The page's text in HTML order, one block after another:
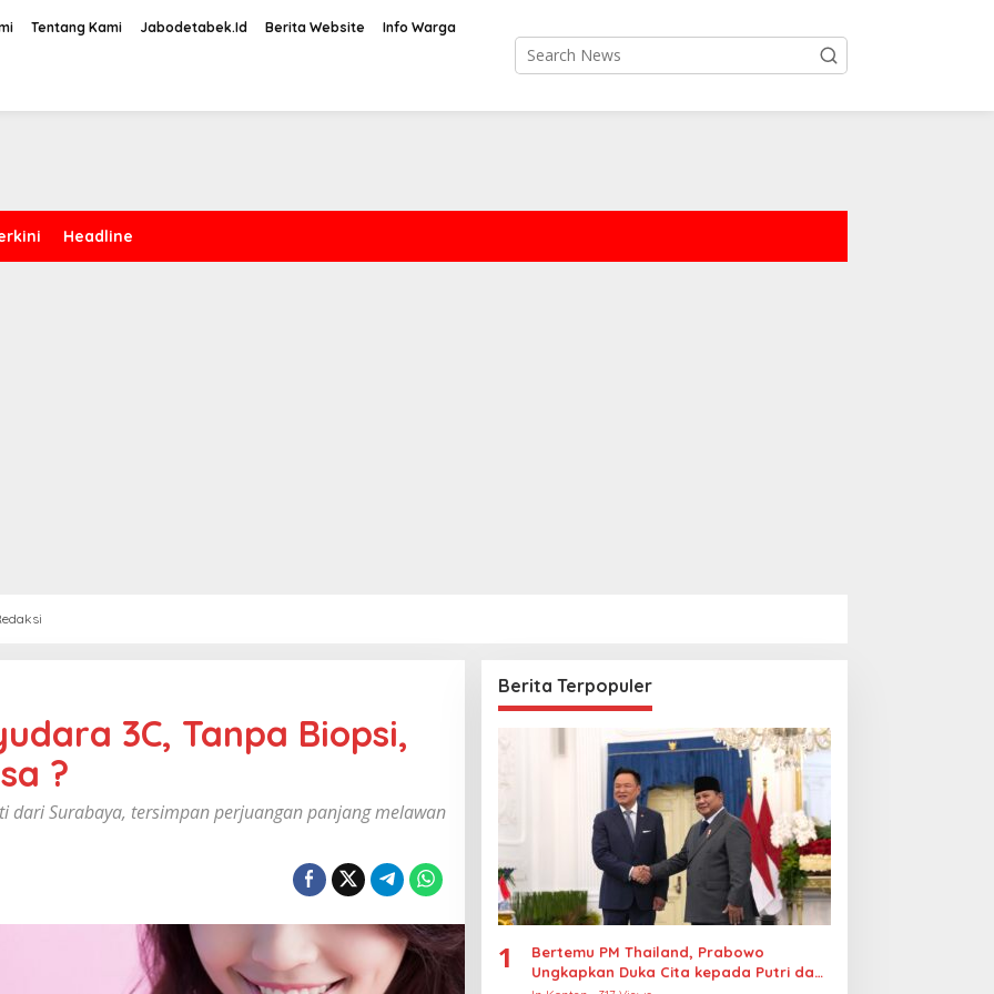
Tentang Kami Jabodetabek.Id Berita Website Info Warga
Headline
3C, Tanpa Biopsi,
?
dari Surabaya, tersimpan perjuangan panjang melawan
Berita Terpopuler
1
Bertemu PM Thailand, Prabowo
Ungkapkan Duka Cita kepada Putri dan